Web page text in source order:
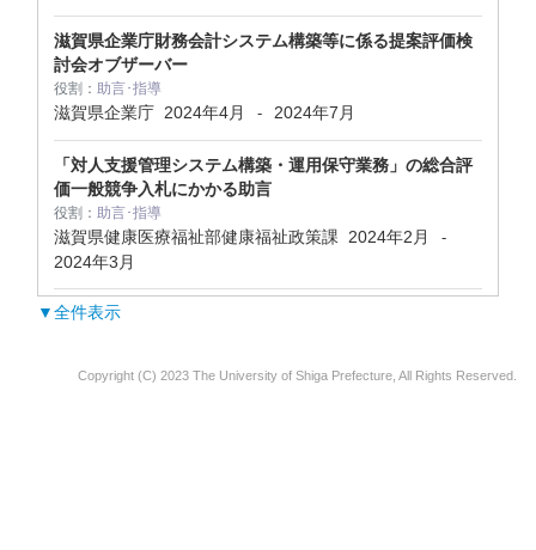
滋賀県企業庁財務会計システム構築等に係る提案評価検
討会オブザーバー
役割： 助言･指導
滋賀県企業庁 2024年4月 - 2024年7月
「対人支援管理システム構築・運用保守業務」の総合評
価一般競争入札にかかる助言
役割： 助言･指導
滋賀県健康医療福祉部健康福祉政策課 2024年2月 -
2024年3月
▼全件表示
Copyright (C) 2023 The University of Shiga Prefecture, All Rights Reserved.